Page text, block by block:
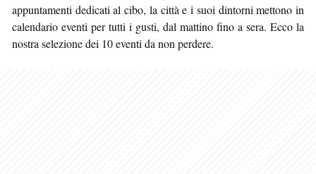
appuntamenti dedicati al cibo, la città e i suoi dintorni mettono in
calendario eventi per tutti i gusti, dal mattino fino a sera. Ecco la
nostra selezione dei 10 eventi da non perdere.